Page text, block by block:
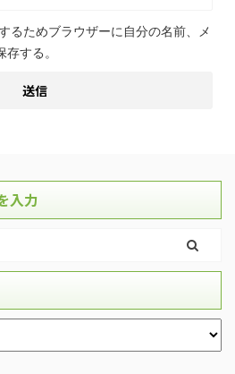
るためブラウザーに自分の名前、メ
する。
入力